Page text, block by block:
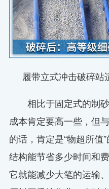
履带立式冲击破碎
相比于固定式的制砂
成本肯定要高一些，但
的话，肯定是“物超所值
结构能节省多少时间和
它就能减少大笔的运输